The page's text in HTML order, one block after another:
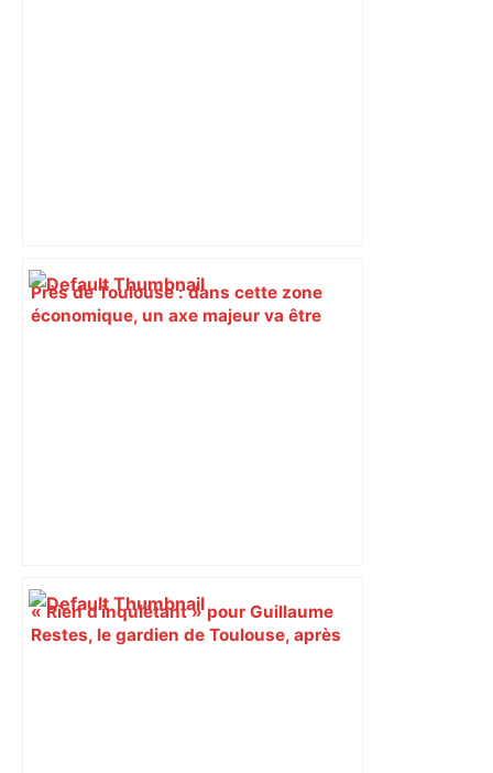
Près de Toulouse : dans cette zone
économique, un axe majeur va être
« Rien d'inquiétant » pour Guillaume
Restes, le gardien de Toulouse, après